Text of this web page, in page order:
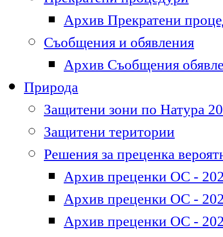
Архив Прекратени
Съобщения и обявления
Архив Съобщения
Природа
Защитени зони по Натура
Защитени територии
Решения за преценка
Архив преценки ОС -
Архив преценки ОС -
Архив преценки ОС -